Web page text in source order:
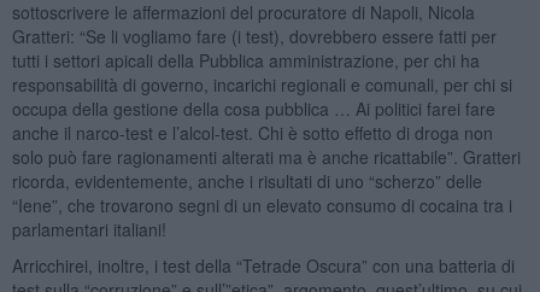
sottoscrivere le affermazioni del procuratore di Napoli, Nicola
Gratteri: “Se li vogliamo fare (i test), dovrebbero essere fatti per
tutti i settori apicali della Pubblica amministrazione, per chi ha
responsabilità di governo, incarichi regionali e comunali, per chi si
occupa della gestione della cosa pubblica … Ai politici farei fare
anche il narco-test e l’alcol-test. Chi è sotto effetto di droga non
solo può fare ragionamenti alterati ma è anche ricattabile”. Gratteri
ricorda, evidentemente, anche i risultati di uno “scherzo” delle
“Iene”, che trovarono segni di un elevato consumo di cocaina tra i
parlamentari italiani!
Arricchirei, inoltre, i test della “Tetrade Oscura” con una batteria di